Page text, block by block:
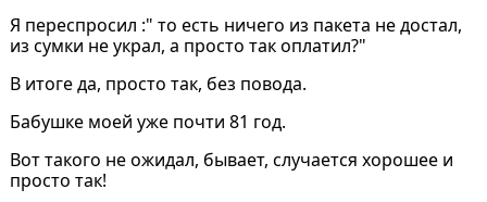
Я переспросил :" то есть ничего из пакета не достал,
из сумки не украл, а просто так оплатил?"
В итоге да, просто так, без повода.
Бабушке моей уже почти 81 год.
Вот такого не ожидал, бывает, случается хорошее и
просто так!